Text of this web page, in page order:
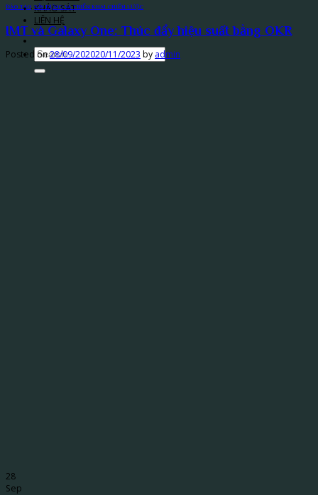
KHẢO SÁT
LIÊN HỆ
ĐÀO TẠO XÂY DỰNG VÀ TRIỂN KHAI CHIẾN LƯỢC
IMT và Galaxy One: Thúc đẩy hiệu suất bằng OKR
Posted on28/09/202020/11/2023 by admin
28
Sep